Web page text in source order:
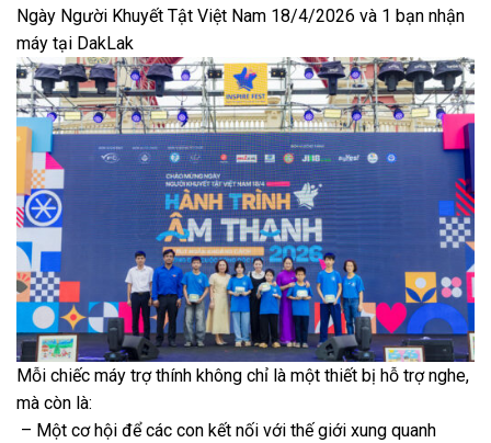
Ngày Người Khuyết Tật Việt Nam 18/4/2026 và 1 bạn nhận
máy tại DakLak
Mỗi chiếc máy trợ thính không chỉ là một thiết bị hỗ trợ nghe,
mà còn là:
– Một cơ hội để các con kết nối với thế giới xung quanh